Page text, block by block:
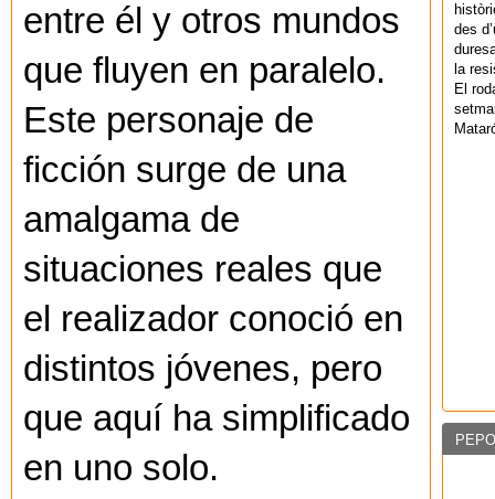
entre él y otros mundos
que fluyen en paralelo.
Este personaje de
ficción surge de una
amalgama de
situaciones reales que
el realizador conoció en
distintos jóvenes, pero
que aquí ha simplificado
en uno solo.
des
la
El